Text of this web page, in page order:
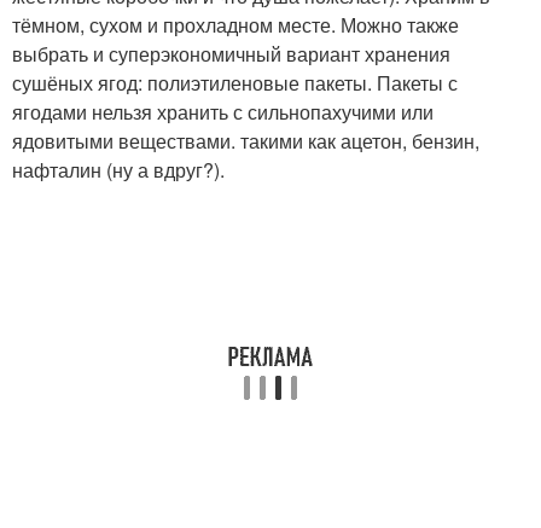
тёмном, сухом и прохладном месте. Можно также
выбрать и суперэкономичный вариант хранения
сушёных ягод: полиэтиленовые пакеты. Пакеты с
ягодами нельзя хранить с сильнопахучими или
ядовитыми веществами. такими как ацетон, бензин,
нафталин (ну а вдруг?).